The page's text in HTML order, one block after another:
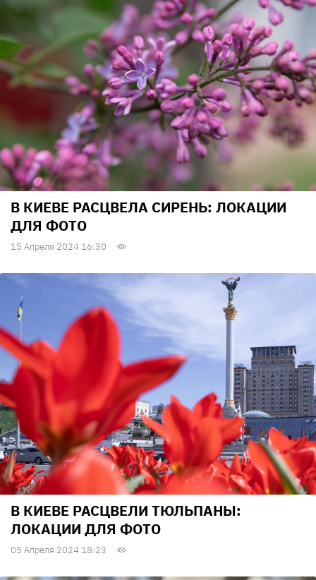
В КИЕВЕ РАСЦВЕЛА СИРЕНЬ: ЛОКАЦИИ
ДЛЯ ФОТО
15 Апреля 2024 16:30
В КИЕВЕ РАСЦВЕЛИ ТЮЛЬПАНЫ:
ЛОКАЦИИ ДЛЯ ФОТО
05 Апреля 2024 18:23